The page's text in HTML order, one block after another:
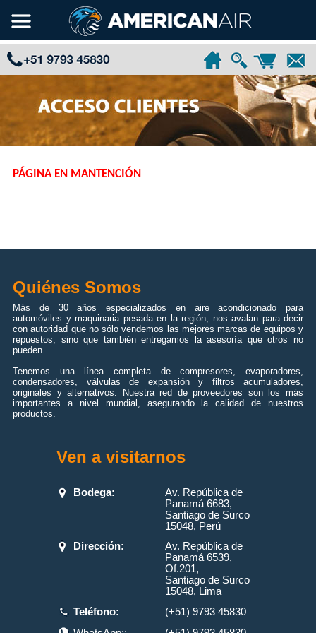
PÁGINA EN MANTENCIÓN
Quiénes Somos
Más de 30 años especializados en aire acondicionado para
automóviles y maquinaria pesada en la región, nos avalan para decir
con autoridad que no sólo vendemos las mejores marcas de equipos y
repuestos, sino que también entregamos la asesoría que otros no
pueden.
Tenemos una línea completa de compresores, evaporadores,
condensadores, válvulas de expansión y filtros acumuladores,
originales y alternativos. Nuestra red de proveedores son los más
importantes a nivel mundial, asegurando la calidad de nuestros
productos.
Ven a visitarnos
Bodega:
Av. República de
Panamá 6683,
Santiago de Surco
15048, Perú
Dirección:
Av. República de
Panamá 6539,
Of.201,
Santiago de Surco
15048, Lima
Teléfono:
(+51) 9793 45830